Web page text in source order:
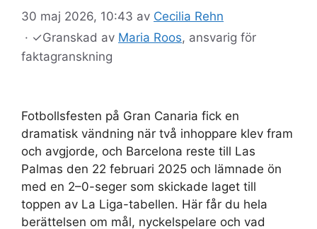
30 maj 2026, 10:43 av Cecilia Rehn
· ✓Granskad av Maria Roos, ansvarig för
faktagranskning
Fotbollsfesten på Gran Canaria fick en
dramatisk vändning när två inhoppare klev fram
och avgjorde, och Barcelona reste till Las
Palmas den 22 februari 2025 och lämnade ön
med en 2–0-seger som skickade laget till
toppen av La Liga-tabellen. Här får du hela
berättelsen om mål, nyckelspelare och vad